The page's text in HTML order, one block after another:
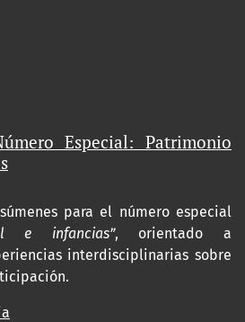
Especial: Patrimonio
para el número especial
e infancias”, orientado a
interdisciplinarias sobre